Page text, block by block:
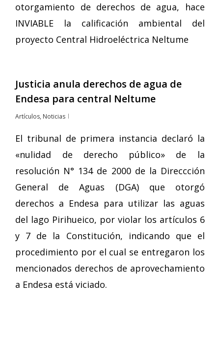
otorgamiento de derechos de agua, hace
INVIABLE la calificación ambiental del
proyecto Central Hidroeléctrica Neltume
Justicia anula derechos de agua de
Endesa para central Neltume
Artículos, Noticias
El tribunal de primera instancia declaró la
«nulidad de derecho público» de la
resolución N° 134 de 2000 de la Direccción
General de Aguas (DGA) que otorgó
derechos a Endesa para utilizar las aguas
del lago Pirihueico, por violar los artículos 6
y 7 de la Constitución, indicando que el
procedimiento por el cual se entregaron los
mencionados derechos de aprovechamiento
a Endesa está viciado.